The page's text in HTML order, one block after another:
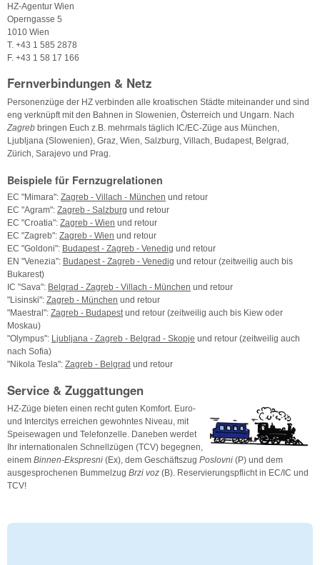
HZ-Agentur Wien
Operngasse 5
1010 Wien
T. +43 1 585 2878
F. +43 1 58 17 166
Fernverbindungen & Netz
Personenzüge der HZ verbinden alle kroatischen Städte miteinander und sind
eng verknüpft mit den Bahnen in Slowenien, Österreich und Ungarn. Nach
Zagreb bringen Euch z.B. mehrmals täglich IC/EC-Züge aus München,
Ljubljana (Slowenien), Graz, Wien, Salzburg, Villach, Budapest, Belgrad,
Zürich, Sarajevo und Prag.
Beispiele für Fernzugrelationen
EC "Mimara": Zagreb - Villach - München und retour
EC "Agram": Zagreb - Salzburg und retour
EC "Croatia": Zagreb - Wien und retour
EC "Zagreb": Zagreb - Wien und retour
EC "Goldoni": Budapest - Zagreb - Venedig und retour
EN "Venezia": Budapest - Zagreb - Venedig und retour (zeitweilig auch bis
Bukarest)
IC "Sava": Belgrad - Zagreb - Villach - München und retour
"Lisinski": Zagreb - München und retour
"Maestral": Zagreb - Budapestund retour (zeitweilig auch bis Kiew oder
Moskau)
"Olympus": Ljubljana - Zagreb - Belgrad - Skopje und retour (zeitweilig auch
nach Sofia)
"Nikola Tesla": Zagreb - Belgrad und retour
Service & Zuggattungen
HZ-Züge bieten einen recht guten Komfort. Euro-
und Intercitys erreichen gewohntes Niveau, mit
Speisewagen und Telefonzelle. Daneben werdet
Ihr internationalen Schnellzügen (TCV) begegnen,
einem Binnen-Ekspresni (Ex), dem Geschäftszug Poslovni (P) und dem
ausgesprochenen Bummelzug Brzi voz (B). Reservierungspflicht in EC/IC und
TCV!